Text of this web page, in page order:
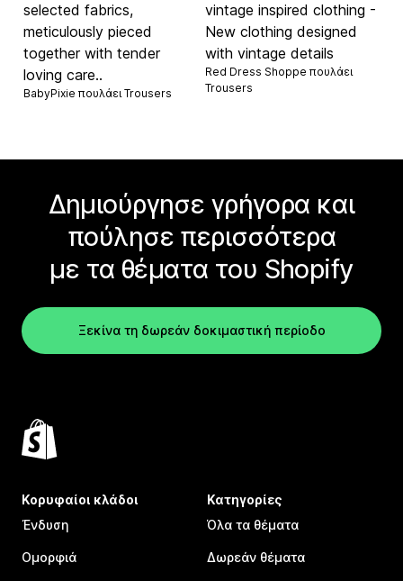
selected fabrics,
meticulously pieced
together with tender
loving care..
BabyPixie πουλάειTrousers
vintage inspired clothing -
New clothing designed
with vintage details
Red Dress Shoppe πουλάει
Trousers
Δημιούργησε γρήγορα και
πούλησε περισσότερα
με τα θέματα του Shopify
Ξεκίνα τη δωρεάν δοκιμαστική περίοδο
Κορυφαίοι κλάδοι
Ένδυση
Ομορφιά
Κατηγορίες
Όλα τα θέματα
Δωρεάν θέματα